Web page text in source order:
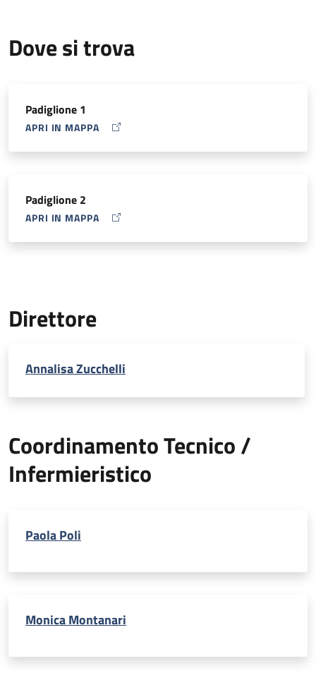
Dove si trova
Padiglione 1
APRI IN MAPPA
MAP ICON
Padiglione 2
APRI IN MAPPA
MAP ICON
Direttore
Annalisa Zucchelli
Coordinamento Tecnico /
Infermieristico
Paola Poli
Monica Montanari